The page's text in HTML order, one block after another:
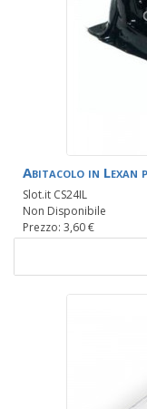
Abitacolo in Lexan
Slot.it CS24IL
Non Disponibile
Prezzo: 3,60 €